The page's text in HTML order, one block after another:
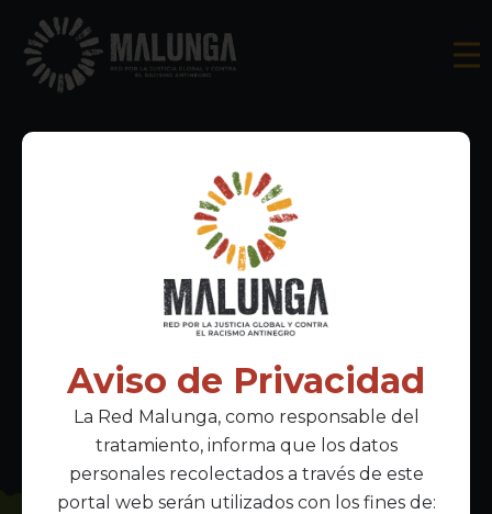
¡Gracias por
escribirnos!
Hemos recibido tu mensaje y uno de los
miembros de nuestro equipo se pondrá en
contacto contigo lo antes posible.
Aviso de Privacidad
La Red Malunga, como responsable del
tratamiento, informa que los datos
personales recolectados a través de este
portal web serán utilizados con los fines de: